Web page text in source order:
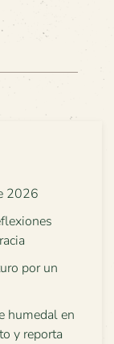
2026
por un
humedal en
y reporta